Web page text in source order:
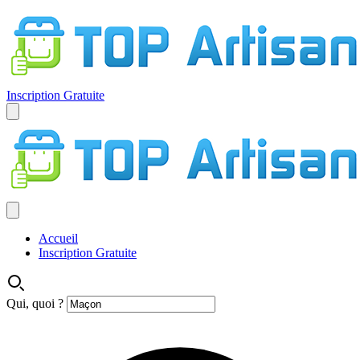
Inscription Gratuite
Accueil
Inscription Gratuite
Qui, quoi ?